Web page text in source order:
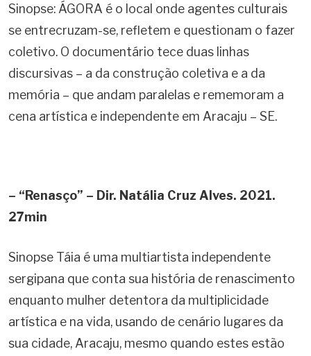
Sinopse: ÁGORA é o local onde agentes culturais
se entrecruzam-se, refletem e questionam o fazer
coletivo. O documentário tece duas linhas
discursivas – a da construção coletiva e a da
memória – que andam paralelas e rememoram a
cena artística e independente em Aracaju – SE.
– “Renasço” – Dir. Natália Cruz Alves. 2021.
27min
Sinopse Táia é uma multiartista independente
sergipana que conta sua história de renascimento
enquanto mulher detentora da multiplicidade
artística e na vida, usando de cenário lugares da
sua cidade, Aracaju, mesmo quando estes estão